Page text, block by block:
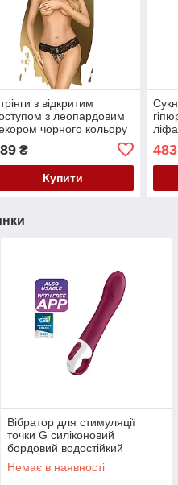
з відкритим
з леопардовим
чорного кольору
Pure Instincts
L XL Кайф
₴
Купити
483
Вібратор для стимуляції
точки G силіконовий
бордовий водостійкий
Satisfyer Big Heat Кайф
Немає в наявності